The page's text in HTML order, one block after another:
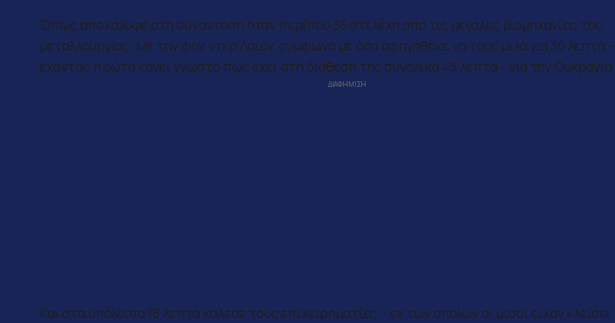
Όπως αποκάλυψε στη συνάντηση ήταν περίπου 35 στελέχη από τις μεγάλες βιομηχανίες της
μεταλλουργίας. Με την φον ντερ Λάιεν, σύμφωνα με όσα αφηγήθηκε να τους μιλά για 30 λεπτά –
έχοντας πρώτα κάνει γνωστό πώς έχει στη διάθεση της συνολικά 45 λεπτά – για την Ουκρανία.
Και στα υπόλοιπα 15 λεπτά κάλεσε τους επιχειρηματίες – εκ των οποίων οι μισοί είχαν κλείσει